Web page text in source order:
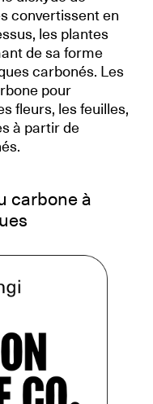
convertissent en
les plantes
de sa forme
carbonés. Les
pour
fleurs, les feuilles,
à partir de
carbone à